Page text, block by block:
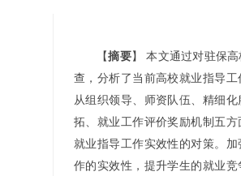
【摘要】 本文通过对驻保
查，分析了当前高校就业指导工
从组织领导、师资队伍、精细
拓、就业工作评价奖励机制五方
就业指导工作实效性的对策。
作的实效性，提升学生的就业竞